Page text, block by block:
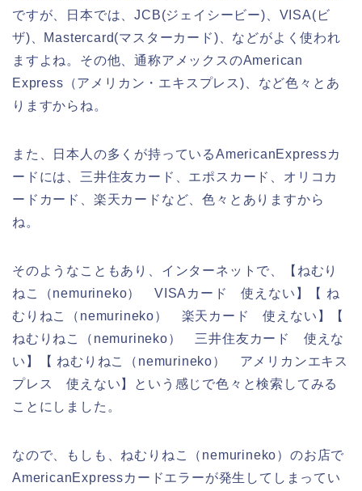
ですが、日本では、JCB(ジェイシービー)、VISA(ビ
ザ)、Mastercard(マスターカード)、などがよく使われ
ますよね。その他、通称アメックスのAmerican
Express（アメリカン・エキスプレス)、など色々とあ
りますからね。
また、日本人の多くが持っているAmericanExpressカ
ードには、三井住友カード、エポスカード、オリコカ
ードカード、楽天カードなど、色々とありますから
ね。
そのようなこともあり、インターネットで、【ねむり
ねこ（nemurineko） VISAカード 使えない】【 ね
むりねこ（nemurineko） 楽天カード 使えない】【
ねむりねこ（nemurineko） 三井住友カード 使えな
い】【 ねむりねこ（nemurineko） アメリカンエキス
プレス 使えない】という感じで色々と検索してみる
ことにしました。
なので、もしも、ねむりねこ（nemurineko）のお店で
AmericanExpressカードエラーが発生してしまってい